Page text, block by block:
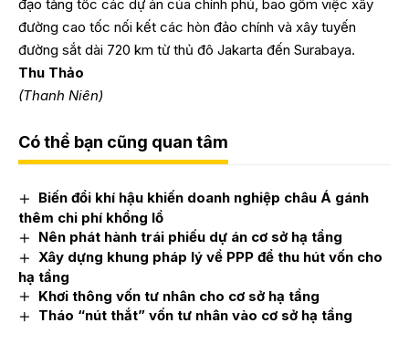
đạo tăng tốc các dự án của chính phủ, bao gồm việc xây
đường cao tốc nối kết các hòn đảo chính và xây tuyến
đường sắt dài 720 km từ thủ đô Jakarta đến Surabaya.
Thu Thảo
(Thanh Niên)
Có thể bạn cũng quan tâm
Biến đổi khí hậu khiến doanh nghiệp châu Á gánh
thêm chi phí khổng lồ
Nên phát hành trái phiếu dự án cơ sở hạ tầng
Xây dựng khung pháp lý về PPP để thu hút vốn cho
hạ tầng
Khơi thông vốn tư nhân cho cơ sở hạ tầng
Tháo “nút thắt” vốn tư nhân vào cơ sở hạ tầng